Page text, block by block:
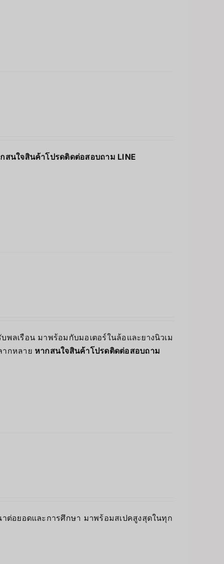
สนใจสินค้าโปรดติดต่อสอบถาม LINE
ลเรือน มาพร้อมกับมอเตอร์ในล้อและยางนิวเม
กหลาย หากสนใจสินค้าโปรดติดต่อสอบถาม
ต่อยอดและการศึกษา มาพร้อมสเปคสูงสุดในทุก